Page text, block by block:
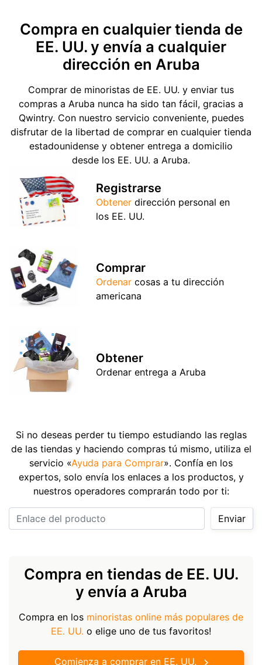
Compra en cualquier tienda de
EE. UU. y envía a cualquier
dirección en Aruba
Comprar de minoristas de EE. UU. y enviar tus
compras a Aruba nunca ha sido tan fácil, gracias a
Qwintry. Con nuestro servicio conveniente, puedes
disfrutar de la libertad de comprar en cualquier tienda
estadounidense y obtener entrega a domicilio
desde los EE. UU. a Aruba.
Registrarse
Obtener dirección personal en
los EE. UU.
Comprar
Ordenar cosas a tu dirección
americana
Obtener
Ordenar entrega a Aruba
Si no deseas perder tu tiempo estudiando las reglas
de las tiendas y haciendo compras tú mismo, utiliza el
servicio «Ayuda para Comprar». Confía en los
expertos, solo envía los enlaces a los productos, y
nuestros operadores comprarán todo por ti:
Enviar
Compra en tiendas de EE. UU.
y envía a Aruba
Compra en los minoristas online más populares de
EE. UU. o elige uno de tus favoritos!
Comienza a comprar en EE. UU.